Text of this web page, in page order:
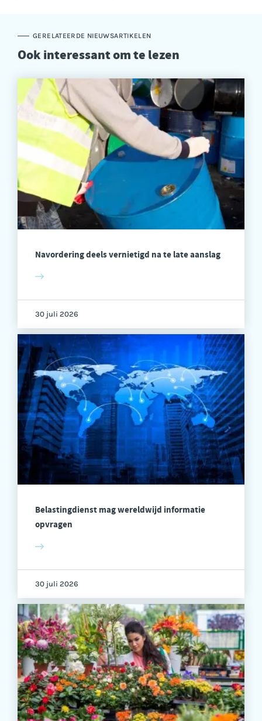
GERELATEERDE NIEUWSARTIKELEN
Ook interessant om te lezen
Navordering deels vernietigd na te late aanslag
30 juli 2026
Belastingdienst mag wereldwijd informatie
opvragen
30 juli 2026